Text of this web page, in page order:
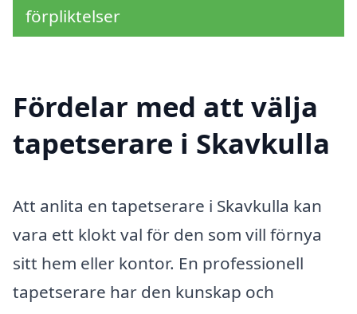
förpliktelser
Fördelar med att välja
tapetserare i Skavkulla
Att anlita en tapetserare i Skavkulla kan
vara ett klokt val för den som vill förnya
sitt hem eller kontor. En professionell
tapetserare har den kunskap och